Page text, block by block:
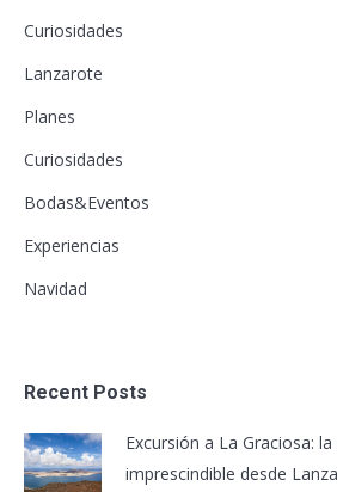
Curiosidades
Lanzarote
Planes
Curiosidades
Bodas&Eventos
Experiencias
Navidad
Recent Posts
Excursión a La Graciosa:
imprescindible desde